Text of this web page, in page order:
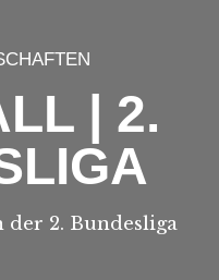
| 2.
der 2. Bundesliga